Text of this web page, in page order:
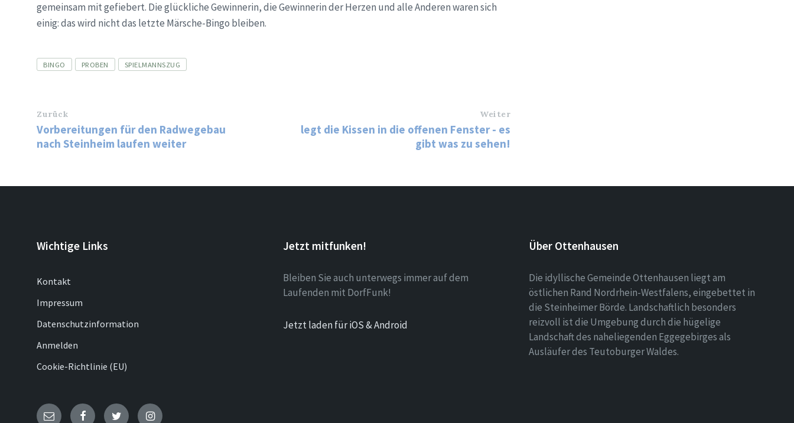
gemeinsam mit gefiebert. Die glückliche Gewinnerin, die Gewinnerin der Herzen und alle Anderen waren sich
einig: das wird nicht das letzte Märsche-Bingo bleiben.
Tags
BINGO PROBEN SPIELMANNSZUG
Zurück
Vorbereitungen für den Radwegebau
nach Steinheim laufen weiter
Weiter
legt die Kissen in die offenen Fenster - es
gibt was zu sehen!
Wichtige Links
Kontakt
Impressum
Datenschutzinformation
Anmelden
Cookie-Richtlinie (EU)
Jetzt mitfunken!
Bleiben Sie auch unterwegs immer auf dem
Laufenden mit DorfFunk!
Jetzt laden für iOS & Android
Über Ottenhausen
Die idyllische Gemeinde Ottenhausen liegt am
östlichen Rand Nordrhein-Westfalens, eingebettet in
die Steinheimer Börde. Landschaftlich besonders
reizvoll ist die Umgebung durch die hügelige
Landschaft des naheliegenden Eggegebirges als
Ausläufer des Teutoburger Waldes.
E- FacebookTwitter Instagram